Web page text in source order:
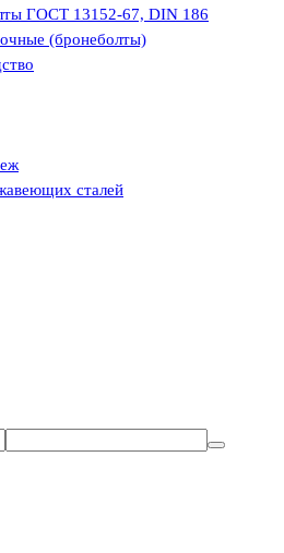
ГОСТ 13152-67, DIN 186
(бронеболты)
сталей